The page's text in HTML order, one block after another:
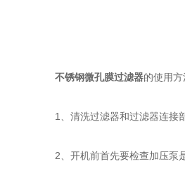
不锈钢微孔膜过滤器的使用方
1、清洗过滤器和过滤器连接部
2、开机前首先要检查加压泵是